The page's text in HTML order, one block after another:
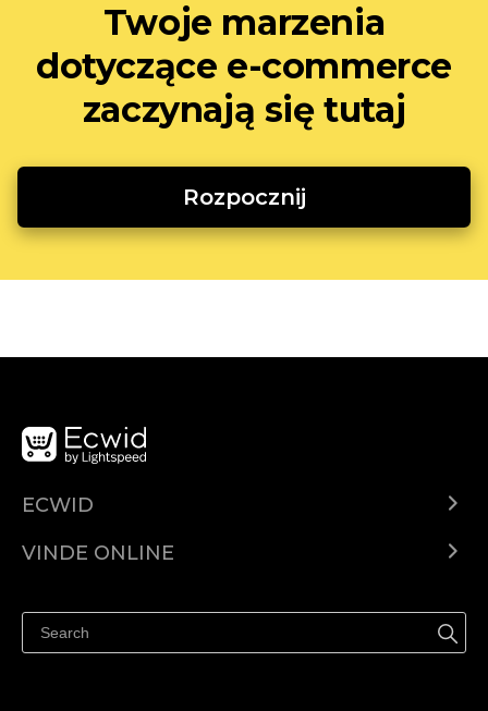
Twoje marzenia
dotyczące e-commerce
zaczynają się tutaj
Rozpocznij
ECWID
Prețuri
VINDE ONLINE
Vinde pe Facebook
Vinde pe Instagram